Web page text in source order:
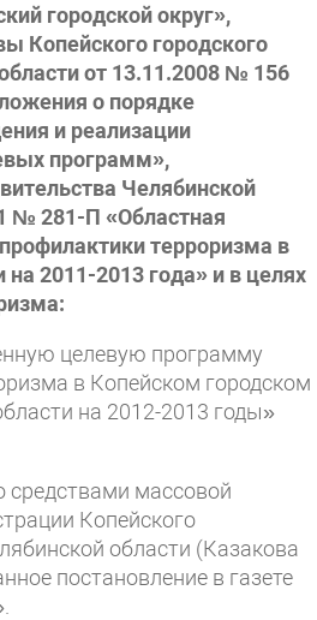
городской округ»,
Копейского городского
от 13.11.2008 № 156
о порядке
и реализации
программ»,
Челябинской
№ 281-П «Областная
терроризма в
на 2011-2013 года» и в целях
целевую программу
в Копейском городском
на 2012-2013 годы»
средствами массовой
Копейского
области (Казакова
постановление в газете